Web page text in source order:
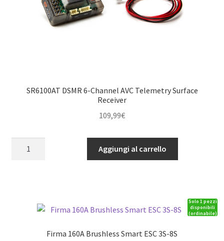
SR6100AT DSMR 6-Channel AVC Telemetry Surface
Receiver
109,99€
Telemetry
Aggiungi al carrello
Solo 1 pezzi
disponibili
(ordinabile)
Firma 160A Brushless Smart ESC 3S-8S